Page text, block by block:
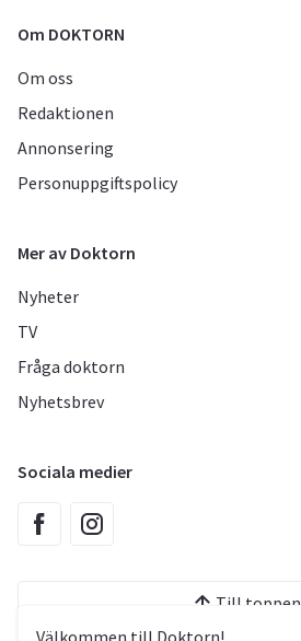
Välkommen till Doktorn!
Om DOKTORN
Om oss
Redaktionen
Annonsering
Personuppgiftspolicy
Mer av Doktorn
Nyheter
TV
Fråga doktorn
Nyhetsbrev
Sociala medier
Till toppen